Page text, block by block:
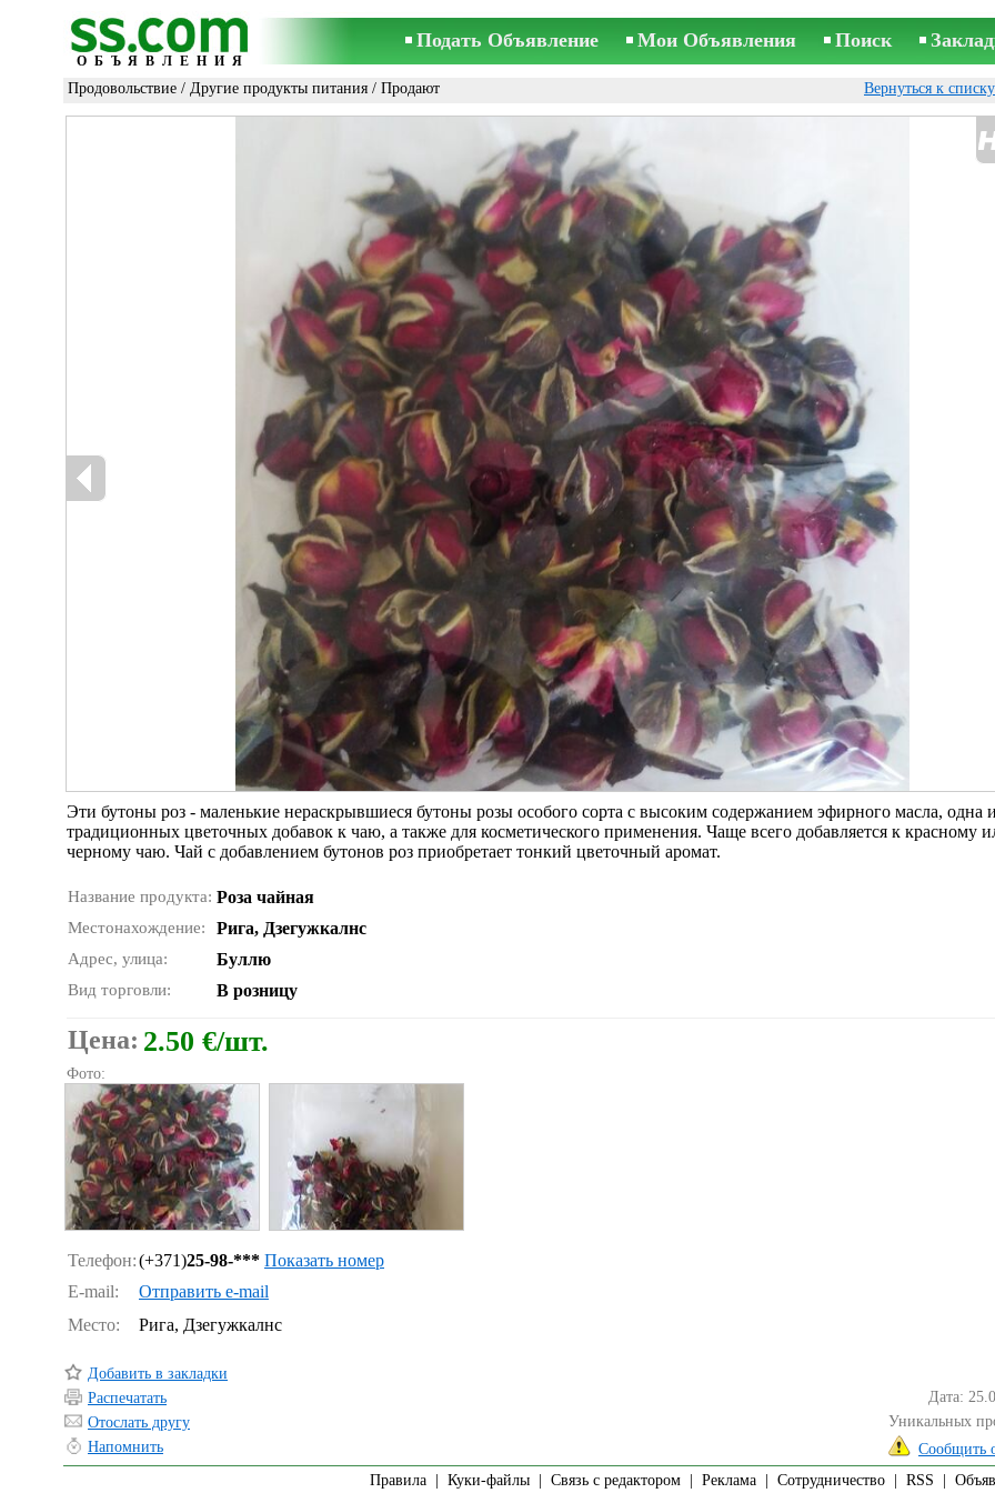
ОБЪЯВЛЕНИЯ
Подать Объявление Мои Объявления Поиск
Продовольствие / Другие продукты питания / Продают Вернуться к
Эти бутоны роз - маленькие нераскрывшиеся бутоны розы особого сорта с высоким содержанием эфирного масла, одна
традиционных цветочных добавок к чаю, а также для косметического применения. Чаще всего добавляется к красному
черному чаю. Чай с добавлением бутонов роз приобретает тонкий цветочный аромат.
Название продукта: Роза чайная
Местонахождение: Рига, Дзегужкалнс
Адрес, улица: Буллю
Вид торговли: В розницу
Цена: 2.50 €/шт.
Фото:
Телефон:(+371)25-98-*** Показать номер
E-mail:
Отправить e-mail
Место:
Рига, Дзегужкалнс
Добавить в закладки
Распечатать
Дата:
Отослать другу
Уникальных
Напомнить
Сообщить
Правила| Куки-файлы| Связь с редактором| Реклама| Сотрудничество| RSS |